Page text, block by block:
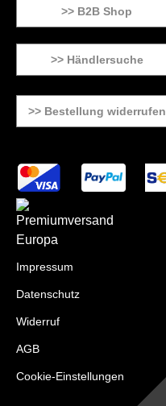
>> B2B Shop
>> Händlersuche
>> Bestellung widerrufen
Impressum
Datenschutz
Widerruf
AGB
Cookie-Einstellungen